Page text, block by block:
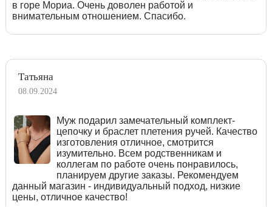
в горе Мориа. Очень доволен работой и
внимательным отношением. Спасибо.
Татьяна
08.09.2024
Муж подарил замечательный комплект-
цепочку и браслет плетения ручей. Качество
изготовления отличное, смотрится
изумительно. Всем родственникам и
коллегам по работе очень понравилось,
планируем другие заказы. Рекомендуем
данный магазин - индивидуальный подход, низкие
цены, отличное качество!